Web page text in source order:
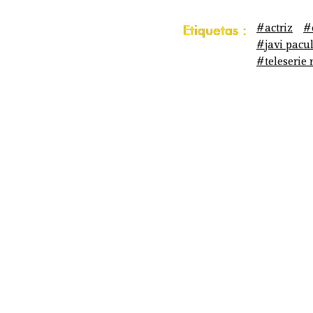
Etiquetas : #actriz
#javi
#teleserie